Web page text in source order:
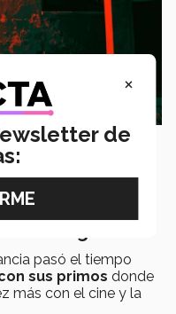
pasó el tiempo
sus primos donde
más con el cine y la
×
de